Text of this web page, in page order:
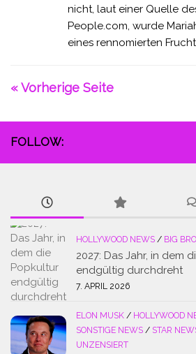
nicht, laut einer Quelle
People.com, wurde
eines rennomierten
« Vorherige Seite
FOLLOW:
HOLLYWOOD NEWS / BIG
2027: Das Jahr, in dem
endgültig durchdreht
7. APRIL 2026
ELON MUSK / HOLLYWOOD
SONSTIGE NEWS / STAR
UNZENSIERT